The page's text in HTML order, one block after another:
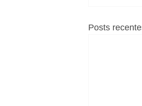
Posts